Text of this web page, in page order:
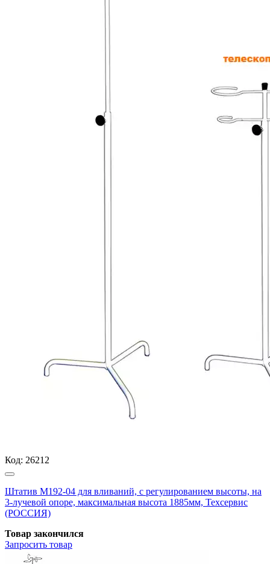
Код: 26212
Штатив М192-04 для вливаний, с регулированием высоты, на
3-лучевой опоре, максимальная высота 1885мм, Техсервис
(РОССИЯ)
Товар закончился
Запросить товар